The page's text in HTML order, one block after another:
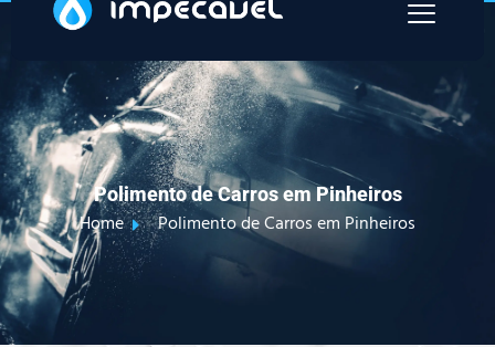
Polimento de Carros em Pinheiros
Home Polimento de Carros em Pinheiros